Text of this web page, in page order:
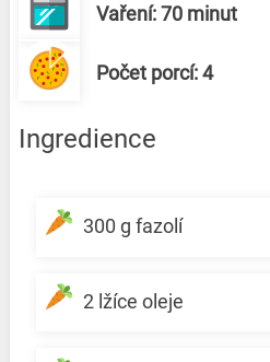
Vaření: 70 minut
Počet porcí: 4
Ingredience
300 g fazolí
2 lžíce oleje